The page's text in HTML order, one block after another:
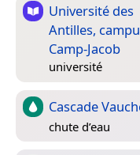
Université des
Antilles,
Camp-Jacob
université
Cascade
chute d’eau